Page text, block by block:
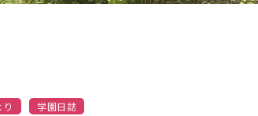
学園日誌